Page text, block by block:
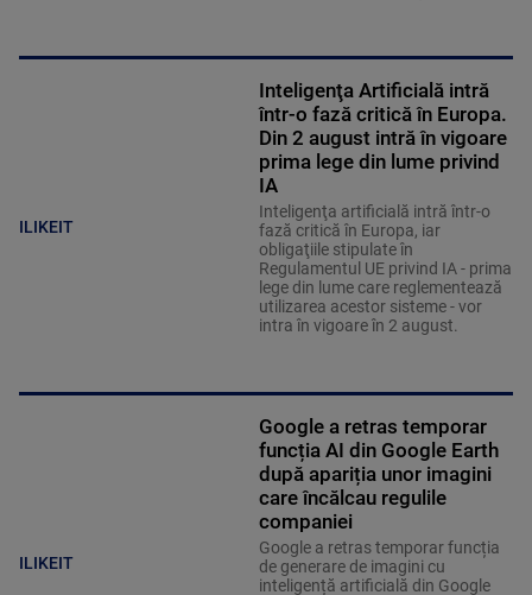
ILIKEIT
Inteligenţa Artificială intră
într-o fază critică în Europa.
Din 2 august intră în vigoare
prima lege din lume privind
IA
Inteligenţa artificială intră într-o
fază critică în Europa, iar
obligaţiile stipulate în
Regulamentul UE privind IA - prima
lege din lume care reglementează
utilizarea acestor sisteme - vor
intra în vigoare în 2 august.
ILIKEIT
Google a retras temporar
funcția AI din Google Earth
după apariția unor imagini
care încălcau regulile
companiei
Google a retras temporar funcția
de generare de imagini cu
inteligență artificială din Google